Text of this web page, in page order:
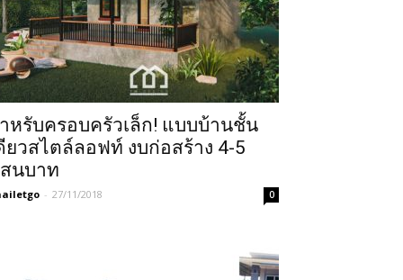
หรับครอบครัวเล็ก! แบบบ้านชั้น
ยวสไตล์ลอฟท์ งบก่อสร้าง 4-5
นบาท
- 27/11/2018 0